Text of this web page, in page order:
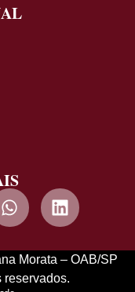
Morata – OAB/SP
reservados.